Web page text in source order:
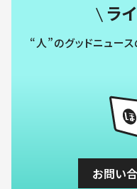
ラ
“人”のグッドニュー
お問い